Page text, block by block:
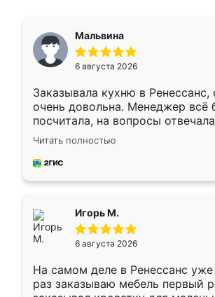
Мальвина
6 августа 2026
Заказывала кухню в Ренессанс,
очень довольна. Менеджер всё
посчитала, на вопросы
Замерщик приехал в субботу,
делу со всей
за день, ребята работали
Читать полностью
Игорь М.
6 августа 2026
На самом деле в Ренессанс
раз заказываю мебель первый